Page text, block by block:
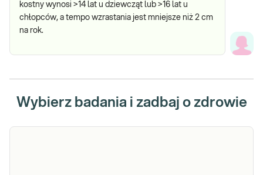
kostny wynosi >14 lat u dziewcząt lub >16 lat u
chłopców, a tempo wzrastania jest mniejsze niż 2 cm
na rok.
Wybierz badania i zadbaj o zdrowie